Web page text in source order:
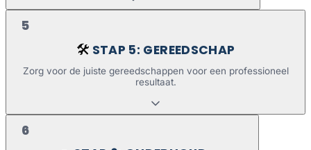
5
🛠️ STAP 5: GEREEDSCHAP
Zorg voor de juiste gereedschappen voor een professioneel
resultaat.
6